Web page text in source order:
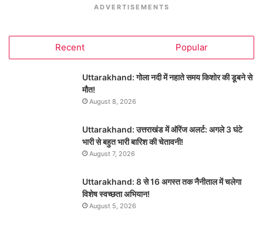
ADVERTISEMENTS
Recent Popular
Uttarakhand: गोला नदी में नहाते समय किशोर की डूबने से
मौत!
August 8, 2026
Uttarakhand: उत्तराखंड में ऑरेंज अलर्ट: अगले 3 घंटे
भारी से बहुत भारी बारिश की चेतावनी!
August 7, 2026
Uttarakhand: 8 से 16 अगस्त तक नैनीताल में चलेगा
विशेष स्वच्छता अभियान!
August 5, 2026